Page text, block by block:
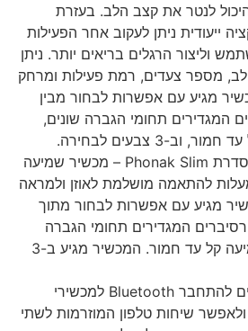
לנטר את קצב הלב. בעזרת
ייעודית ניתן לעקוב אחר הפעילות
וליצור הרגלים בריאים יותר. ניתן
מספר צעדים, רמת פעילות ומרחק
מגיע עם אפשרות לבחור מבין
המגדירים תחומי הגברה שונים,
צבעים לבחירה.
מכשיר שמיעה מסדרת Phonak Slim – מכשיר שמיעה
של 7 מעלות להתאמה מושלמת לאוזן ולמראה
מגיע עם אפשרות לבחור מתוך
המגדירים תחומי הגברה
שונים, מליקוי שמיעה קל עד חמור. המכשיר מגיע ב-3
שלושת המכשירים יכולים להתחבר Bluetooth למכשירי
שיחות טלפון המוזרמות לשתי